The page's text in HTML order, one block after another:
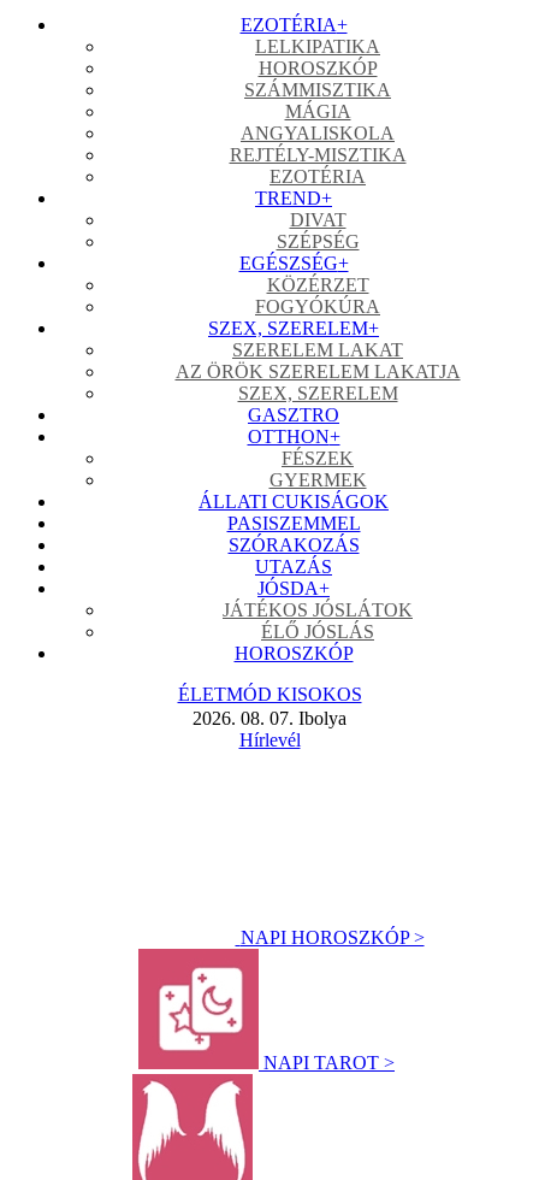
EZOTÉRIA+
LELKIPATIKA
HOROSZKÓP
SZÁMMISZTIKA
MÁGIA
ANGYALISKOLA
REJTÉLY-MISZTIKA
EZOTÉRIA
TREND+
DIVAT
SZÉPSÉG
EGÉSZSÉG+
KÖZÉRZET
FOGYÓKÚRA
SZEX, SZERELEM+
SZERELEM LAKAT
AZ ÖRÖK SZERELEM LAKATJA
SZEX, SZERELEM
GASZTRO
OTTHON+
FÉSZEK
GYERMEK
ÁLLATI CUKISÁGOK
PASISZEMMEL
SZÓRAKOZÁS
UTAZÁS
JÓSDA+
JÁTÉKOS JÓSLÁTOK
ÉLŐ JÓSLÁS
HOROSZKÓP
ÉLETMÓD KISOKOS
2026. 08. 07. Ibolya
Hírlevél
NAPI HOROSZKÓP >
NAPI TAROT >